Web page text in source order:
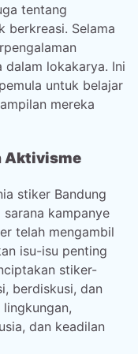
tentang
berkreasi. Selama
lokakarya. Ini
untuk belajar
mereka
Aktivisme
stiker Bandung
kampanye
telah mengambil
isu-isu penting
stiker-
berdiskusi, dan
dan keadilan